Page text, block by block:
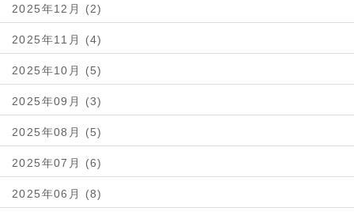
2025年12月 (2)
2025年11月 (4)
2025年10月 (5)
2025年09月 (3)
2025年08月 (5)
2025年07月 (6)
2025年06月 (8)